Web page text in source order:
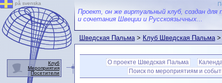
Проект, он же виртуальный клуб, создан для
и сочетания Швеции и Русскоязычных...
Шведская Пальма>Клуб Шведская Пальма
О проекте Шведская Пальма
Поиск по мероприятиям и
på svenska
Клуб
Мероприятия
Посетители